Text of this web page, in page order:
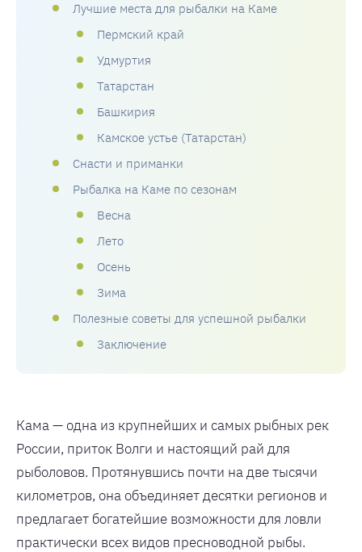
Лучшие места для рыбалки на Каме
Пермский край
Удмуртия
Татарстан
Башкирия
Камское устье (Татарстан)
Снасти и приманки
Рыбалка на Каме по сезонам
Весна
Лето
Осень
Зима
Полезные советы для успешной рыбалки
Заключение
Кама — одна из крупнейших и самых рыбных рек
России, приток Волги и настоящий рай для
рыболовов. Протянувшись почти на две тысячи
километров, она объединяет десятки регионов и
предлагает богатейшие возможности для ловли
практически всех видов пресноводной рыбы.